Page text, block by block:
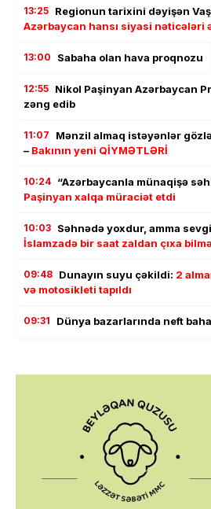
13:25 Regionun tarixini dəyişən
Azərbaycan hansı siyasi nəticələri
13:00 Sabaha olan hava proqnozu
12:55 Nikol Paşinyan Azərbaycan
zəng edib
11:07
Mənzil almaq istəyənlər
– Bakının yeni QİYMƏTLƏRİ
10:24 “Azərbaycanla münaqişə
Paşinyan xalqa müraciət etdi
10:03 Səhnədə yoxdur, amma
İslamzadə bir saat zaldan çıxa
09:48 Dunayın suyu çəkildi: 2
və motosikleti tapıldı
09:31 Dünya bazarlarında neft